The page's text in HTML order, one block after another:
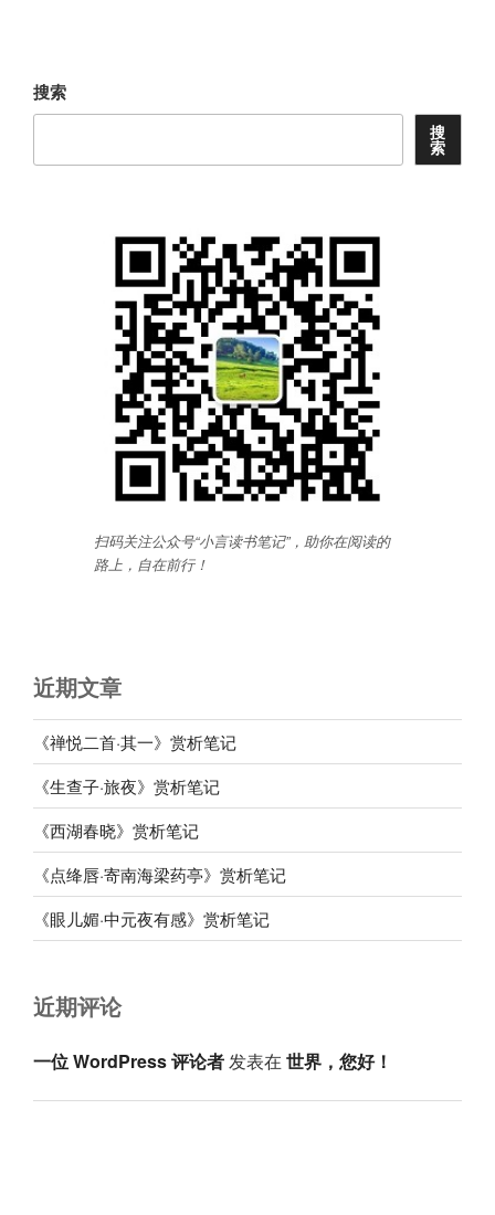
搜索
搜
索
扫码关注公众号“小言读书笔记”，助你在阅读的
路上，自在前行！
近期文章
《禅悦二首·其一》赏析笔记
《生查子·旅夜》赏析笔记
《西湖春晓》赏析笔记
《点绛唇·寄南海梁药亭》赏析笔记
《眼儿媚·中元夜有感》赏析笔记
近期评论
一位 WordPress 评论者发表在 世界，您好！